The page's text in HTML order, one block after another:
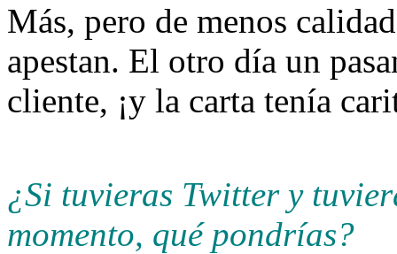
Más, pero de menos
apestan. El otro día un
cliente, ¡y la carta tenía
¿Si tuvieras Twitter y
momento, qué pondrías?